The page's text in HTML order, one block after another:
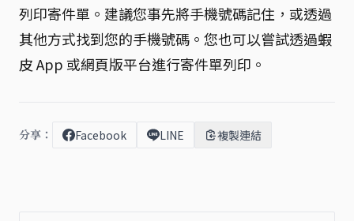
列印寄件單。建議您事先將手機號碼記住，或透過
其他方式找到您的手機號碼。您也可以嘗試透過蝦
皮 App 或網頁版平台進行寄件單列印。
分享： Facebook LINE 複製連結